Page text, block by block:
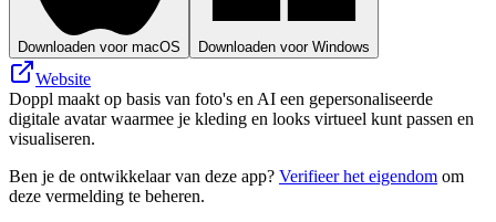
Downloaden voor macOS Downloaden voor Windows
Website
Doppl maakt op basis van foto's en AI een gepersonaliseerde
digitale avatar waarmee je kleding en looks virtueel kunt passen en
visualiseren.
Ben je de ontwikkelaar van deze app? Verifieer het eigendom om
deze vermelding te beheren.